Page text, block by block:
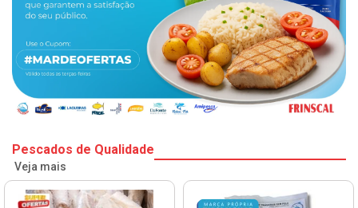
Pescados de Qualidade
Veja mais